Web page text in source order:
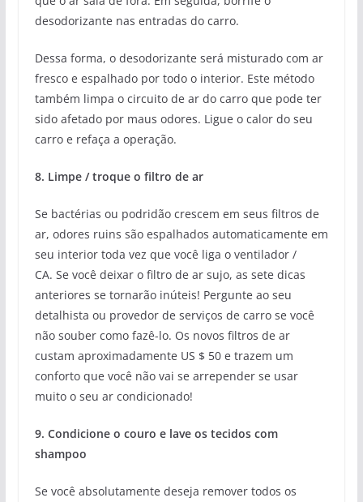
desodorizante nas entradas do carro.
Dessa forma, o desodorizante será misturado com ar
fresco e espalhado por todo o interior. Este método
também limpa o circuito de ar do carro que pode ter
sido afetado por maus odores. Ligue o calor do seu
carro e refaça a operação.
8. Limpe / troque o filtro de ar
Se bactérias ou podridão crescem em seus filtros de
ar, odores ruins são espalhados automaticamente em
seu interior toda vez que você liga o ventilador /
CA. Se você deixar o filtro de ar sujo, as sete dicas
anteriores se tornarão inúteis! Pergunte ao seu
detalhista ou provedor de serviços de carro se você
não souber como fazê-lo. Os novos filtros de ar
custam aproximadamente US $ 50 e trazem um
conforto que você não vai se arrepender se usar
muito o seu ar condicionado!
9. Condicione o couro e lave os tecidos com
shampoo
Se você absolutamente deseja remover todos os